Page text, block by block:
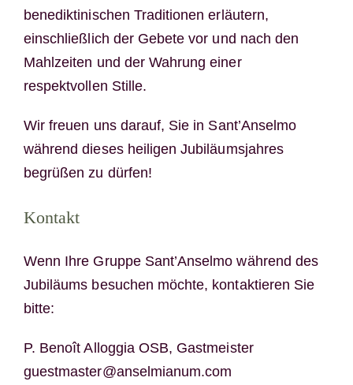
benediktinischen Traditionen erläutern,
einschließlich der Gebete vor und nach den
Mahlzeiten und der Wahrung einer
respektvollen Stille.
Wir freuen uns darauf, Sie in Sant’Anselmo
während dieses heiligen Jubiläumsjahres
begrüßen zu dürfen!
Kontakt
Wenn Ihre Gruppe Sant’Anselmo während des
Jubiläums besuchen möchte, kontaktieren Sie
bitte:
P. Benoît Alloggia OSB, Gastmeister
guestmaster@anselmianum.com